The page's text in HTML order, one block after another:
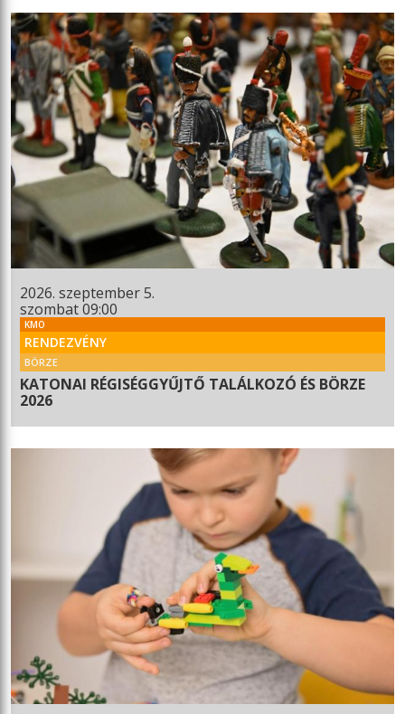
2026. szeptember 5.
szombat 09:00
KMO
RENDEZVÉNY
BÖRZE
KATONAI RÉGISÉGGYŰJTŐ TALÁLKOZÓ ÉS BÖRZE
2026